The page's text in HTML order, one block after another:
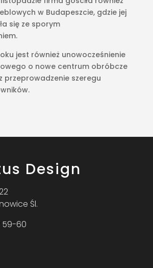
w Budapeszcie, gdzie jej
się ze sporym
jest również unowocześnienie
o nowe centrum obróbcze
przeprowadzenie szeregu
Design
Śl.
59-60